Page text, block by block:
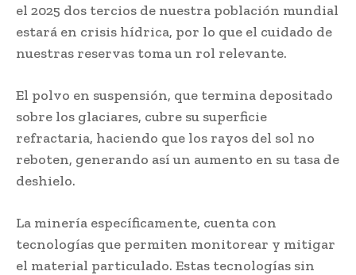
el 2025 dos tercios de nuestra población mundial
estará en crisis hídrica, por lo que el cuidado de
nuestras reservas toma un rol relevante.
El polvo en suspensión, que termina depositado
sobre los glaciares, cubre su superficie
refractaria, haciendo que los rayos del sol no
reboten, generando así un aumento en su tasa de
deshielo.
La minería específicamente, cuenta con
tecnologías que permiten monitorear y mitigar
el material particulado. Estas tecnologías sin